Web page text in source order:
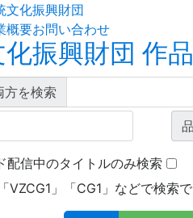
文化振興財団
概要お問い合わせ
振興財団 作
方を検索
配信中のタイトルのみ検索
VZCG1」「CG1」などで検索で